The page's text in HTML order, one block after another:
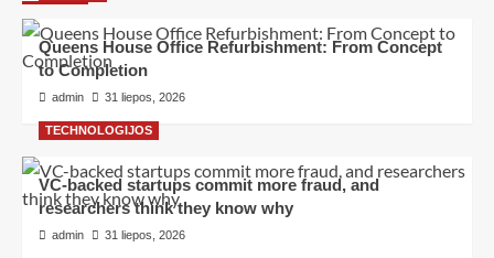
Queens House Office Refurbishment: From Concept
to Completion
admin 31 liepos, 2026
TECHNOLOGIJOS
VC-backed startups commit more fraud, and
researchers think they know why
admin 31 liepos, 2026